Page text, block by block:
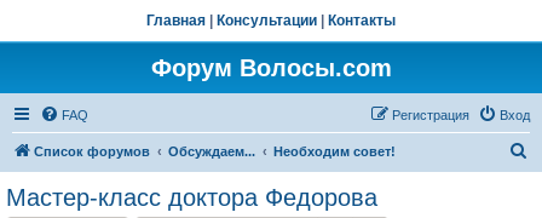
Главная Консультации Контакты
Форум Волосы.com
FAQ Вход
Регистрация
Список форумов Обсуждаем... Необходим совет!
Мастер-класс доктора Федорова